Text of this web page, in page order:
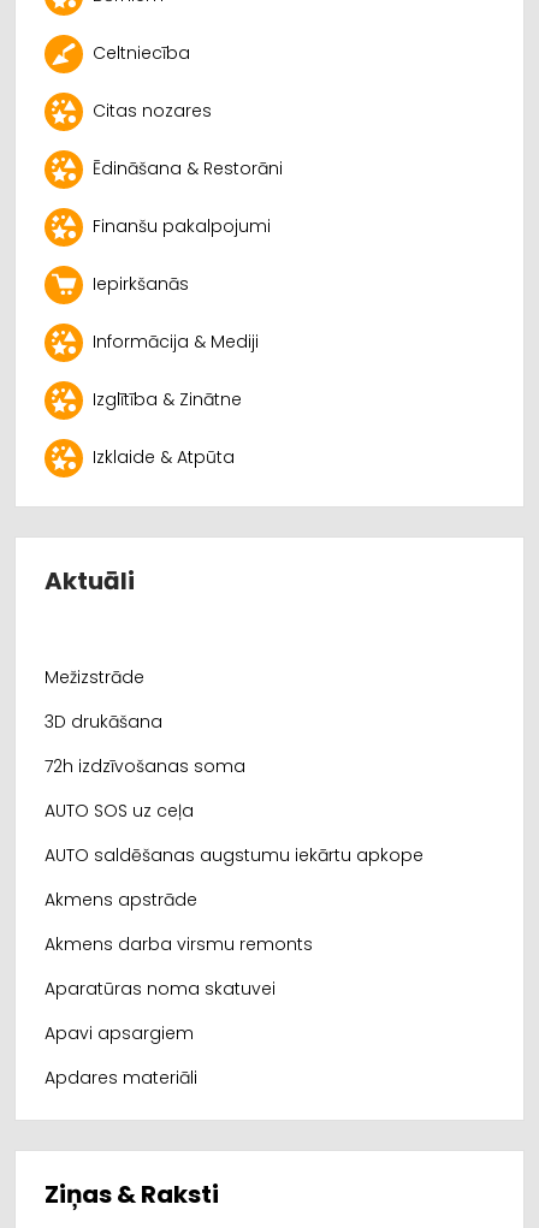
Celtniecība
Citas nozares
Ēdināšana & Restorāni
Finanšu pakalpojumi
Iepirkšanās
Informācija & Mediji
Izglītība & Zinātne
Izklaide & Atpūta
Aktuāli
Mežizstrāde
3D drukāšana
72h izdzīvošanas soma
AUTO SOS uz ceļa
AUTO saldēšanas augstumu iekārtu apkope
Akmens apstrāde
Akmens darba virsmu remonts
Aparatūras noma skatuvei
Apavi apsargiem
Apdares materiāli
Ziņas & Raksti